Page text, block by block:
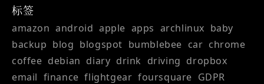
标签
amazon android apple apps archlinux baby
backup blog blogspot bumblebee car chrome
coffee debian diary drink driving dropbox
email finance flightgear foursquare GDPR